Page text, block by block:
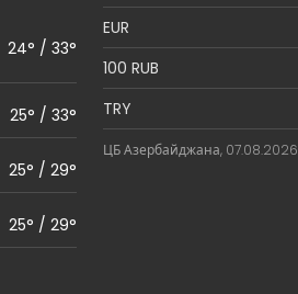
24° / 33°
25° / 33°
25° / 29°
25° / 29°
EUR
100 RUB
TRY
ЦБ Азербайджана, 07.08.2026